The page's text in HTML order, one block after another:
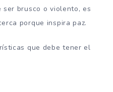
brusco o violento, es
porque inspira paz.
que debe tener el